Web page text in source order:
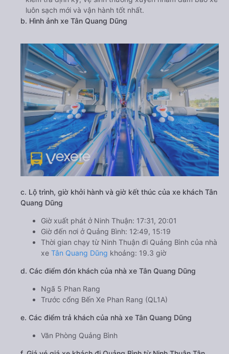
luôn sạch mới và vận hành tốt nhất.
b. Hình ảnh xe Tân Quang Dũng
c. Lộ trình, giờ khởi hành và giờ kết thúc của xe khách Tân
Quang Dũng
Giờ xuất phát ở Ninh Thuận: 17:31, 20:01
Giờ đến nơi ở Quảng Bình: 12:49, 15:19
Thời gian chạy từ Ninh Thuận đi Quảng Bình của nhà
xe Tân Quang Dũng khoảng: 19.3 giờ
d. Các điểm đón khách của nhà xe Tân Quang Dũng
Ngã 5 Phan Rang
Trước cổng Bến Xe Phan Rang (QL1A)
e. Các điểm trả khách của nhà xe Tân Quang Dũng
Văn Phòng Quảng Bình